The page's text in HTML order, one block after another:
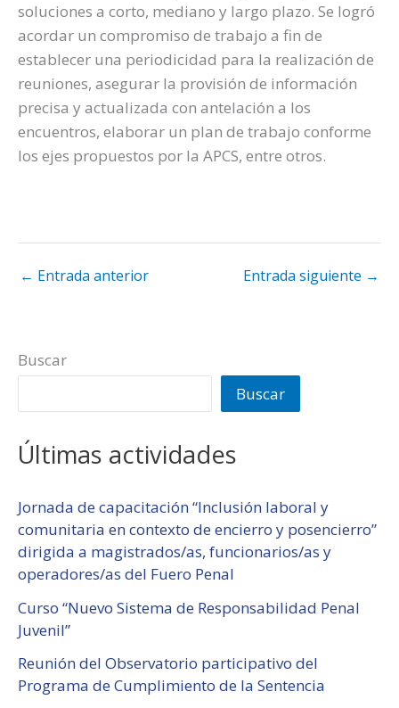
soluciones a corto, mediano y largo plazo. Se logró
acordar un compromiso de trabajo a fin de
establecer una periodicidad para la realización de
reuniones, asegurar la provisión de información
precisa y actualizada con antelación a los
encuentros, elaborar un plan de trabajo conforme
los ejes propuestos por la APCS, entre otros.
← Entrada anterior Entrada siguiente →
Buscar
Buscar
Últimas actividades
Jornada de capacitación “Inclusión laboral y
comunitaria en contexto de encierro y posencierro”
dirigida a magistrados/as, funcionarios/as y
operadores/as del Fuero Penal
Curso “Nuevo Sistema de Responsabilidad Penal
Juvenil”
Reunión del Observatorio participativo del
Programa de Cumplimiento de la Sentencia